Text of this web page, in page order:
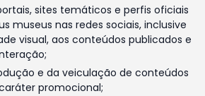
sites temáticos e perfis oficiais
museus nas redes sociais, inclusive
visual, aos conteúdos publicados e
e da veiculação de conteúdos
promocional;